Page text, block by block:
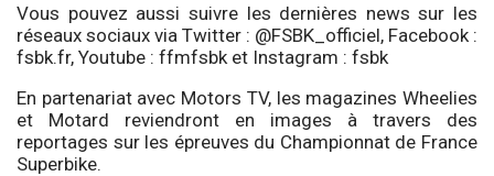
Vous pouvez aussi suivre les dernières news sur les
réseaux sociaux via Twitter : @FSBK_officiel, Facebook :
fsbk.fr, Youtube : ffmfsbk et Instagram : fsbk
En partenariat avec Motors TV, les magazines Wheelies
et Motard reviendront en images à travers des
reportages sur les épreuves du Championnat de France
Superbike.